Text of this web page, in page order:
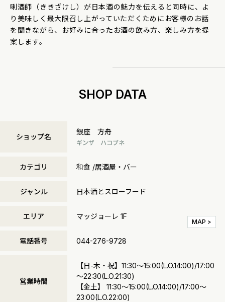
唎酒師（ききざけし）が日本酒の魅力を伝えると同時に、よ
り美味しく最大限召し上がっていただくためにお客様のお話
を聞きながら、お好みに合ったお酒の飲み方、楽しみ方を提
案します。
SHOP DATA
ショップ名
銀座 方舟
ギンザ ハコブネ
カテゴリ 和食 /居酒屋・バー
ジャンル 日本酒とスローフード
エリア マッジョーレ 1F
MAP >
電話番号 044-276-9728
営業時間
【日-木・祝】11:30～15:00(L.O.14:00)/17:00
～22:30(L.O.21:30)
【金土】 11:30～15:00(L.O.14:00)/17:00～
23:00(L.O.22:00)